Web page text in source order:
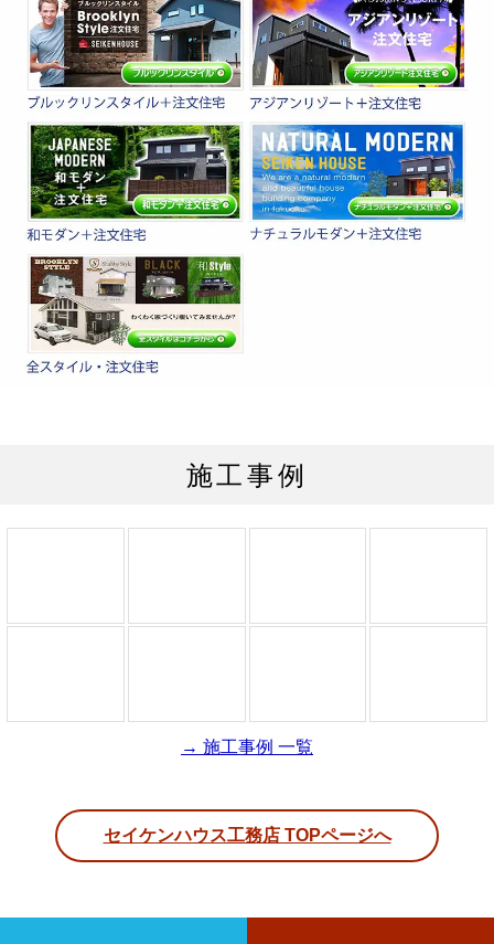
施工事例
→ 施工事例 一覧
セイケンハウス工務店 TOPページへ